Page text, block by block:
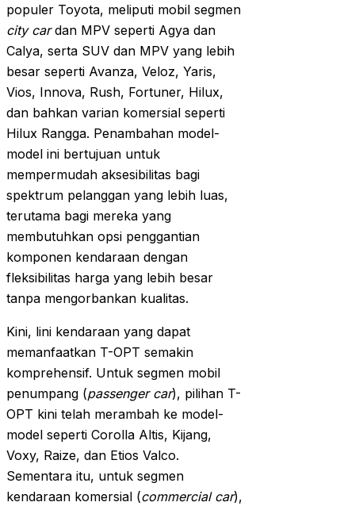
populer Toyota, meliputi mobil segmen
city cardan MPV seperti Agya dan
Calya, serta SUV dan MPV yang lebih
besar seperti Avanza, Veloz, Yaris,
Vios, Innova, Rush, Fortuner, Hilux,
dan bahkan varian komersial seperti
Hilux Rangga. Penambahan model-
model ini bertujuan untuk
mempermudah aksesibilitas bagi
spektrum pelanggan yang lebih luas,
terutama bagi mereka yang
membutuhkan opsi penggantian
komponen kendaraan dengan
fleksibilitas harga yang lebih besar
tanpa mengorbankan kualitas.
Kini, lini kendaraan yang dapat
memanfaatkan T-OPT semakin
komprehensif. Untuk segmen mobil
penumpang (passenger car), pilihan T-
OPT kini telah merambah ke model-
model seperti Corolla Altis, Kijang,
Voxy, Raize, dan Etios Valco.
Sementara itu, untuk segmen
kendaraan komersial (commercial car),